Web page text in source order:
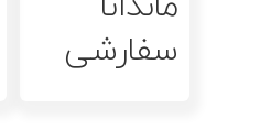
سفارشی